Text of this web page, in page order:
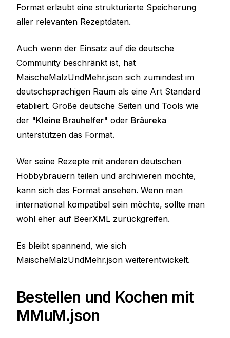
Format erlaubt eine strukturierte Speicherung
aller relevanten Rezeptdaten.
Auch wenn der Einsatz auf die deutsche
Community beschränkt ist, hat
MaischeMalzUndMehr.json sich zumindest im
deutschsprachigen Raum als eine Art Standard
etabliert. Große deutsche Seiten und Tools wie
der "Kleine Brauhelfer" oder Bräureka
unterstützen das Format.
Wer seine Rezepte mit anderen deutschen
Hobbybrauern teilen und archivieren möchte,
kann sich das Format ansehen. Wenn man
international kompatibel sein möchte, sollte man
wohl eher auf BeerXML zurückgreifen.
Es bleibt spannend, wie sich
MaischeMalzUndMehr.json weiterentwickelt.
Bestellen und Kochen mit
MMuM.json